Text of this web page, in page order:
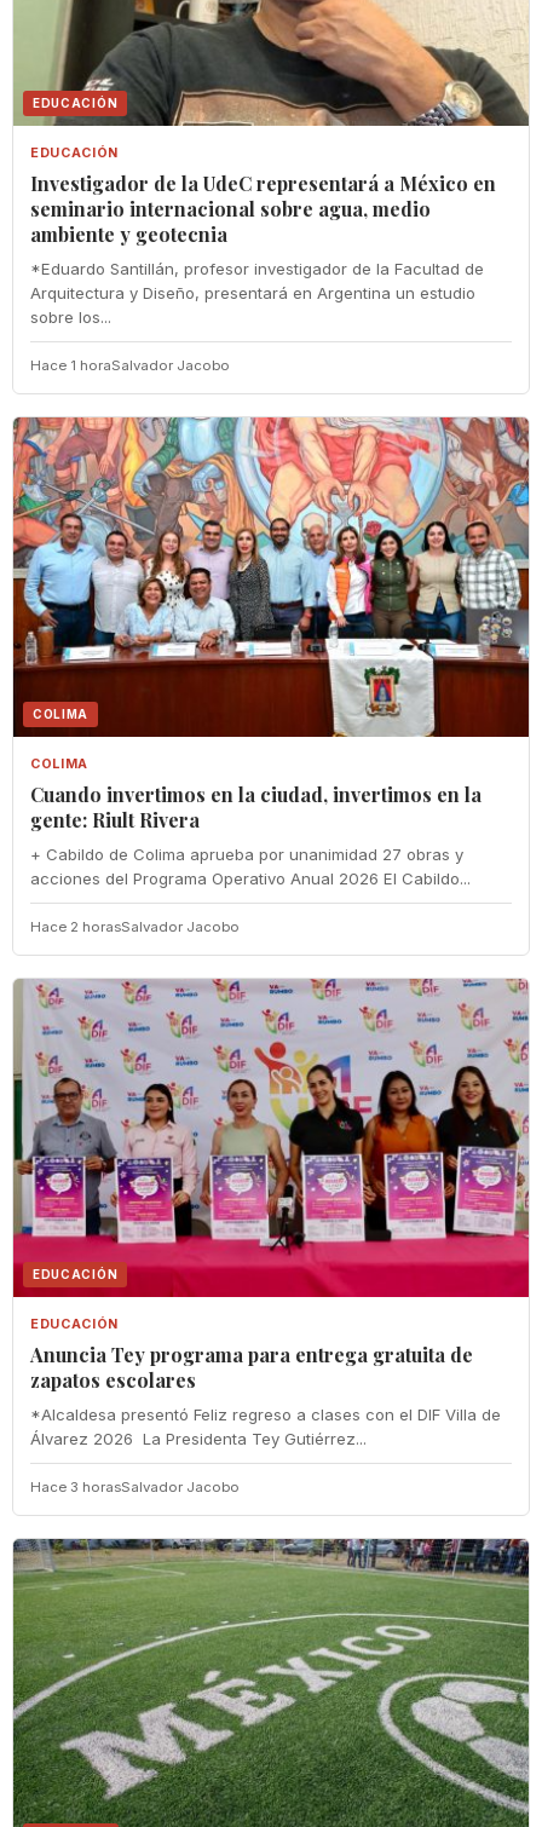
EDUCACIÓN
EDUCACIÓN
Investigador de la UdeC representará a México en
seminario internacional sobre agua, medio
ambiente y geotecnia
*Eduardo Santillán, profesor investigador de la Facultad de
Arquitectura y Diseño, presentará en Argentina un estudio
sobre los...
Hace 1 horaSalvador Jacobo
COLIMA
COLIMA
Cuando invertimos en la ciudad, invertimos en la
gente: Riult Rivera
+ Cabildo de Colima aprueba por unanimidad 27 obras y
acciones del Programa Operativo Anual 2026 El Cabildo...
Hace 2 horasSalvador Jacobo
EDUCACIÓN
EDUCACIÓN
‎Anuncia Tey programa para entrega gratuita de
zapatos escolares
‎*Alcaldesa presentó Feliz regreso a clases con el DIF Villa de
Álvarez 2026 ‎ ‎La Presidenta Tey Gutiérrez...
Hace 3 horasSalvador Jacobo